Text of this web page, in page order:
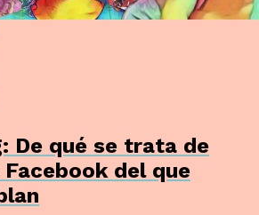
De qué se trata de
Facebook del que